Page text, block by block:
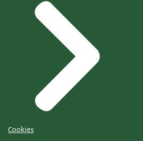
Cookies